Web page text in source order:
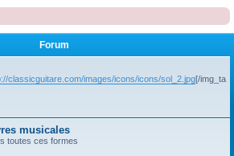
Forum
classicguitare.com/images/icons/icons/sol_2.jpg[/img_ta
musicales
toutes ces formes